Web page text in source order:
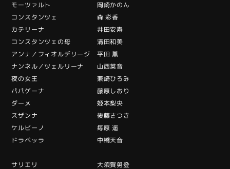
モーツァルト 岡崎かのん
コンスタンツェ 森 彩香
カテリーナ 井田安寿
コンスタンツェの母 清田和美
アンナ／フィオルデリージ 平田 薫
ナンネル／ツェルリーナ 山西菜音
夜の女王 兼崎ひろみ
パパゲーナ 藤原しおり
ダーメ 姫本梨央
スザンナ 後藤さつき
ケルビーノ 毎原 遥
ドラベッラ 中橋天音
サリエリ 大須賀勇登